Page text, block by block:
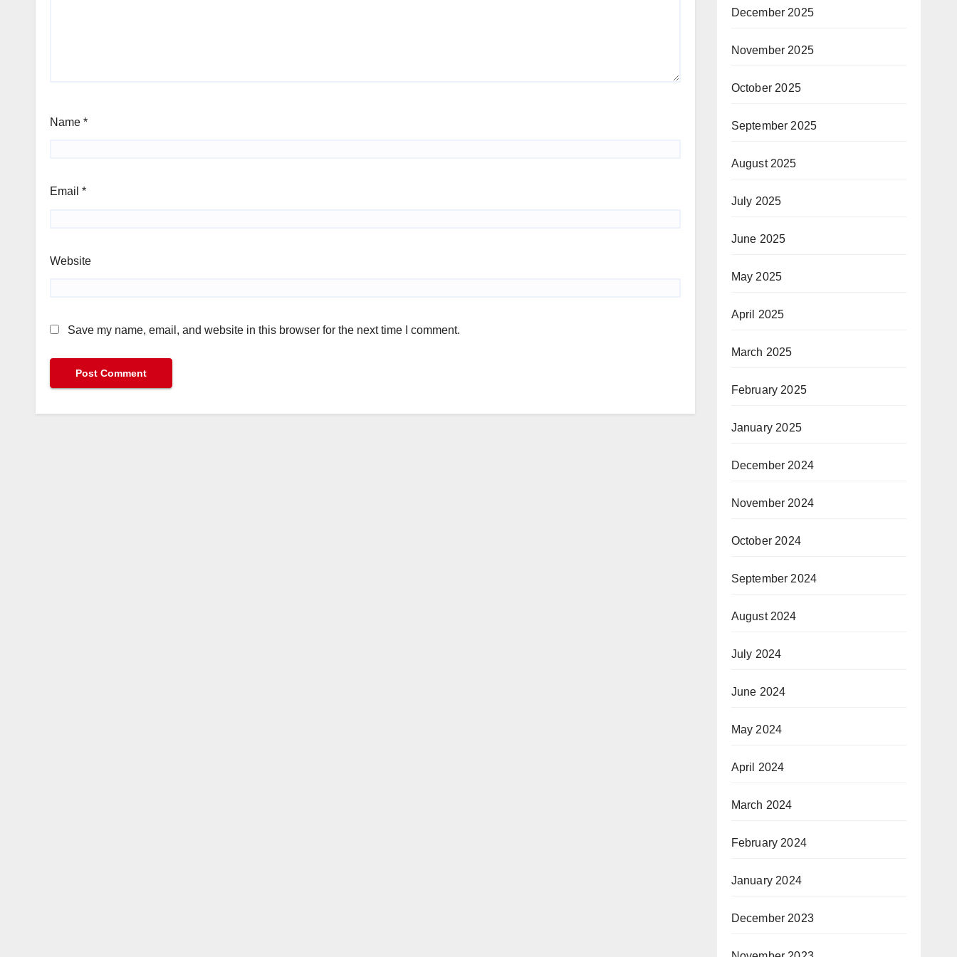
Name *
Email *
Website
Save my name, email, and website in this browser for the next time I comment.
December 2025
November 2025
October 2025
September 2025
August 2025
July 2025
June 2025
May 2025
April 2025
March 2025
February 2025
January 2025
December 2024
November 2024
October 2024
September 2024
August 2024
July 2024
June 2024
May 2024
April 2024
March 2024
February 2024
January 2024
December 2023